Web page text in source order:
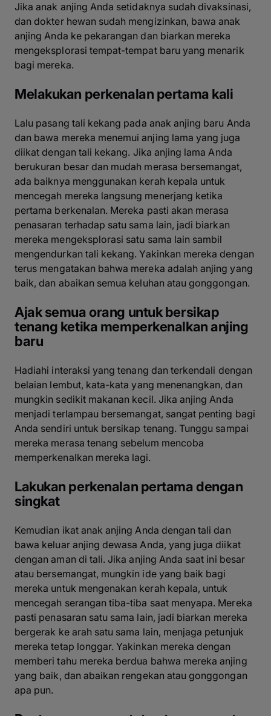
Jika anak anjing Anda setidaknya sudah divaksinasi,
dan dokter hewan sudah mengizinkan, bawa anak
anjing Anda ke pekarangan dan biarkan mereka
mengeksplorasi tempat-tempat baru yang menarik
bagi mereka.
Melakukan perkenalan pertama kali
Lalu pasang tali kekang pada anak anjing baru Anda
dan bawa mereka menemui anjing lama yang juga
diikat dengan tali kekang. Jika anjing lama Anda
berukuran besar dan mudah merasa bersemangat,
ada baiknya menggunakan kerah kepala untuk
mencegah mereka langsung menerjang ketika
pertama berkenalan. Mereka pasti akan merasa
penasaran terhadap satu sama lain, jadi biarkan
mereka mengeksplorasi satu sama lain sambil
mengendurkan tali kekang. Yakinkan mereka dengan
terus mengatakan bahwa mereka adalah anjing yang
baik, dan abaikan semua keluhan atau gonggongan.
Ajak semua orang untuk bersikap
tenang ketika memperkenalkan anjing
baru
Hadiahi interaksi yang tenang dan terkendali dengan
belaian lembut, kata-kata yang menenangkan, dan
mungkin sedikit makanan kecil. Jika anjing Anda
menjadi terlampau bersemangat, sangat penting bagi
Anda sendiri untuk bersikap tenang. Tunggu sampai
mereka merasa tenang sebelum mencoba
memperkenalkan mereka lagi.
Lakukan perkenalan pertama dengan
singkat
Kemudian ikat anak anjing Anda dengan tali dan
bawa keluar anjing dewasa Anda, yang juga diikat
dengan aman di tali. Jika anjing Anda saat ini besar
atau bersemangat, mungkin ide yang baik bagi
mereka untuk mengenakan kerah kepala, untuk
mencegah serangan tiba-tiba saat menyapa. Mereka
pasti penasaran satu sama lain, jadi biarkan mereka
bergerak ke arah satu sama lain, menjaga petunjuk
mereka tetap longgar. Yakinkan mereka dengan
memberi tahu mereka berdua bahwa mereka anjing
yang baik, dan abaikan rengekan atau gonggongan
apa pun.